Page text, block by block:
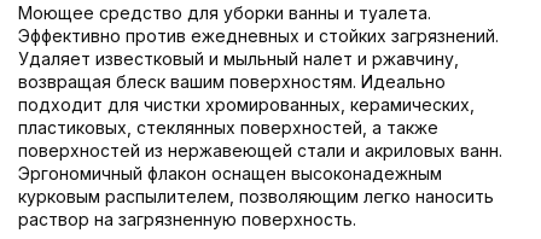
Моющее средство для уборки ванны и туалета.
Эффективно против ежедневных и стойких загрязнений.
Удаляет известковый и мыльный налет и ржавчину,
возвращая блеск вашим поверхностям. Идеально
подходит для чистки хромированных, керамических,
пластиковых, стеклянных поверхностей, а также
поверхностей из нержавеющей стали и акриловых ванн.
Эргономичный флакон оснащен высоконадежным
курковым распылителем, позволяющим легко наносить
раствор на загрязненную поверхность.